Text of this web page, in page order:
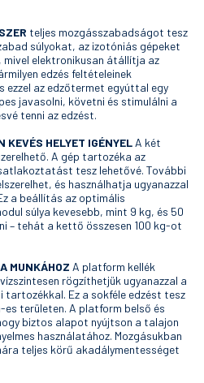
teljes mozgásszabadságot tesz
súlyokat, az izotóniás gépeket
mivel elektronikusan átállítja az
edzés feltételeinek
ezzel az edzőtermet egyúttal egy
javasolni, követni és stimulálni a
tenni az edzést.
KEVÉS HELYET IGÉNYEL A két
A gép tartozéka az
tesz lehetővé. További
és használhatja ugyanazzal
a beállítás az optimális
súlya kevesebb, mint 9 kg, és 50
– tehát a kettő összesen 100 kg-ot
MUNKÁHOZ A platform kellék
rögzíthetjük ugyanazzal a
Ez a sokféle edzést tesz
es területen. A platform belső és
biztos alapot nyújtson a talajon
használatához. Mozgásukban
teljes körű akadálymentességet